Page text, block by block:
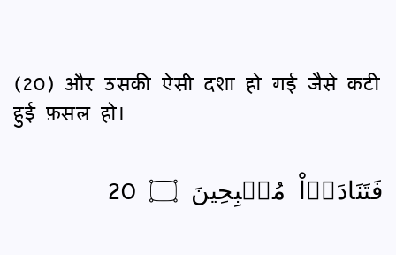
(20) और उसकी ऐसी दशा हो गई जैसे कटी
हुई फ़सल हो।
فَتَنَادَوۡاْ مُصۡبِحِينَ ۝ 20